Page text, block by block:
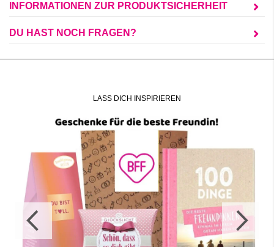
INFORMATIONEN ZUR PRODUKTSICHERHEIT
DU HAST NOCH FRAGEN?
LASS DICH INSPIRIEREN